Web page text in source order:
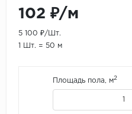
102 ₽/м
5 100 ₽/Шт.
1 Шт. = 50 м
Площадь пола, м2